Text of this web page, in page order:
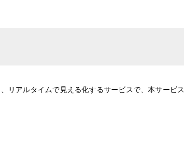
リアルタイムで見える化するサービスで、本サービス